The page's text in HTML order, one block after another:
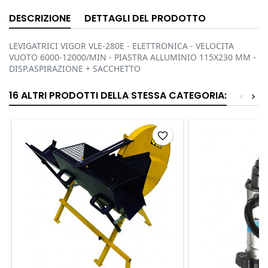
DESCRIZIONE DETTAGLI DEL PRODOTTO
LEVIGATRICI VIGOR VLE-280E - ELETTRONICA - VELOCITA
VUOTO 6000-12000/MIN - PIASTRA ALLUMINIO 115X230 MM -
DISP.ASPIRAZIONE + SACCHETTO
16 ALTRI PRODOTTI DELLA STESSA CATEGORIA: >
<
favorite_border